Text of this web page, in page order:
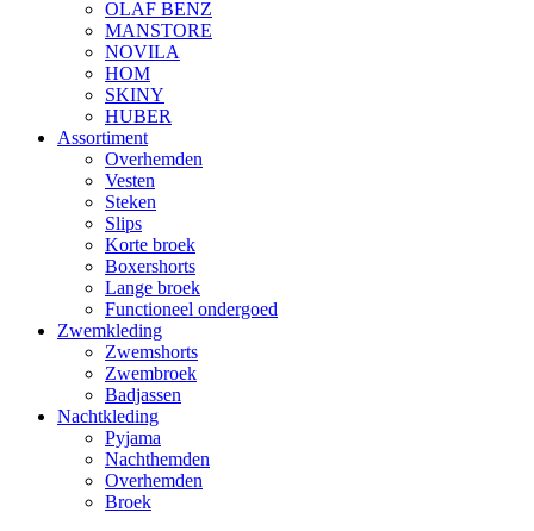
OLAF BENZ
MANSTORE
NOVILA
HOM
SKINY
HUBER
Assortiment
Overhemden
Vesten
Steken
Slips
Korte broek
Boxershorts
Lange broek
Functioneel ondergoed
Zwemkleding
Zwemshorts
Zwembroek
Badjassen
Nachtkleding
Pyjama
Nachthemden
Overhemden
Broek